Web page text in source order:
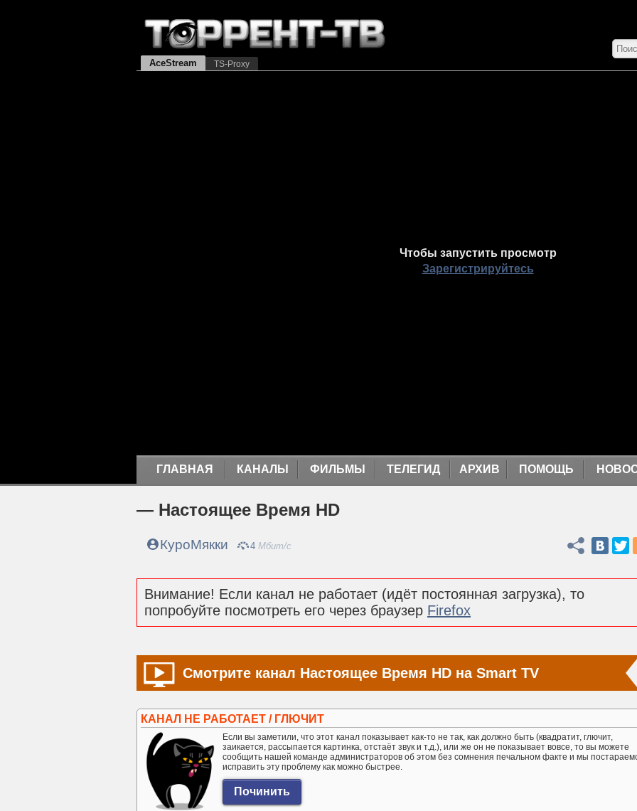
AceStream TS-Proxy
Чтобы запустить просмотр
Зарегистрируйтесь
ГЛАВНАЯ КАНАЛЫ ФИЛЬМЫ ТЕЛЕГИД АРХИВ ПОМОЩЬ
— Настоящее Время HD
КуроМякки 4 Мбит/с Поделиться
Внимание! Если канал не работает (идёт постоянная загрузка), то
попробуйте посмотреть его через браузер Firefox
Смотрите канал Настоящее Время HD на Smart TV
КАНАЛ НЕ РАБОТАЕТ / ГЛЮЧИТ
Если вы заметили, что этот канал показывает как-то не так, как должно быть (квадратит, глючит,
заикается, рассыпается картинка, отстаёт звук и т.д.), или же он не показывает вовсе, то вы можете
сообщить нашей команде администраторов об этом без сомнения печальном факте и мы
исправить эту проблему как можно быстрее.